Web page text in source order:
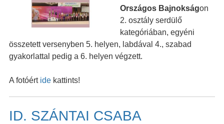
Országos Bajnokságon
2. osztály serdülő
kategóriában, egyéni
összetett versenyben 5. helyen, labdával 4., szabad
gyakorlattal pedig a 6. helyen végzett.
A fotóért idekattints!
ID. SZÁNTAI CSABA